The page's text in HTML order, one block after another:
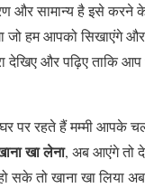
और सामान्य है इसे
जो हम आपको सिखाएंगे
देखिए और पढ़िए ताकि
पर रहते हैं मम्मी आपके
खा लेना, अब आएंगे तो
सके तो खाना खा लिया